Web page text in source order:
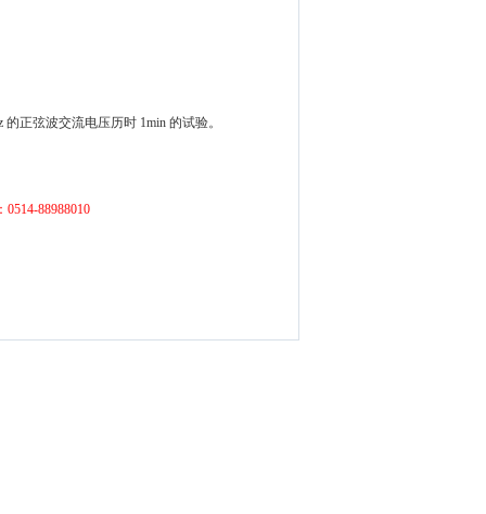
正弦波交流电压历时 1min 的试验。
0514-88988010